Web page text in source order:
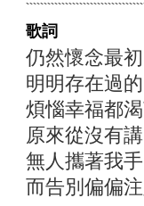
歌詞
仍然懷念最
明明存在過
煩惱幸福都
原來從沒有
無人攜著我
而告別偏偏